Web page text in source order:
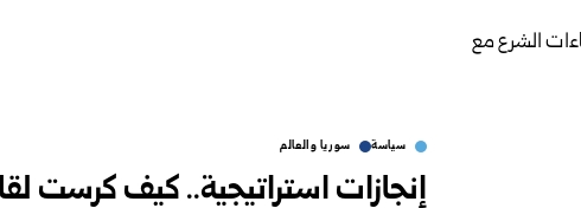
سياسة سوريا والعالم
إنجازات استراتيجية.. كيف كرست